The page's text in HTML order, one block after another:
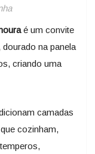
é um convite
na panela
criando uma
camadas
cozinham,